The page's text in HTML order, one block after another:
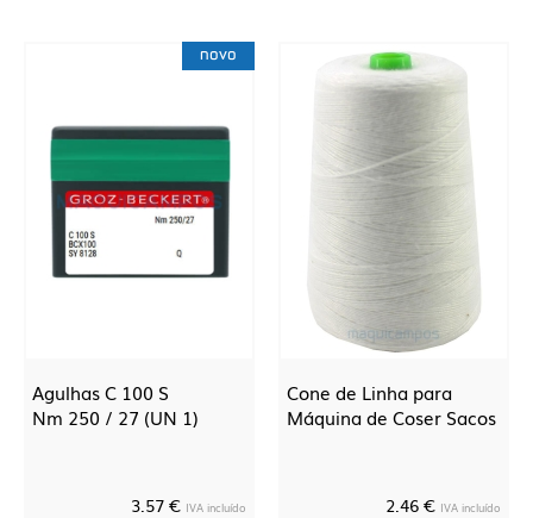
novo
Agulhas C 100 S
Nm 250 / 27 (UN 1)
3.57 € IVA incluído
Cone de Linha para
Máquina de Coser Sacos
2.46 € IVA incluído